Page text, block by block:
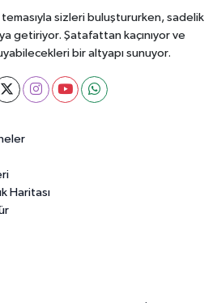
sizleri buluştururken, sadelik
getiriyor. Şatafattan kaçınıyor ve
bir altyapı sunuyor.
Haritası